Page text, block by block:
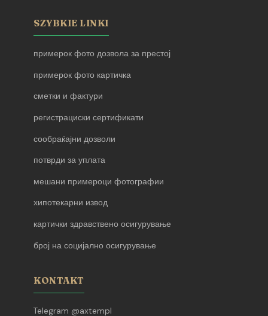
SZYBKIE LINKI
примерок фото дозвола за престој
примерок фото картичка
сметки и фактури
регистрациски сертификати
сообраќајни дозволи
потврди за уплата
мешани примероци фотографии
хипотекарни извод
картички здравствено осигурување
број на социјално осигурување
KONTAKT
Telegram @axtempl